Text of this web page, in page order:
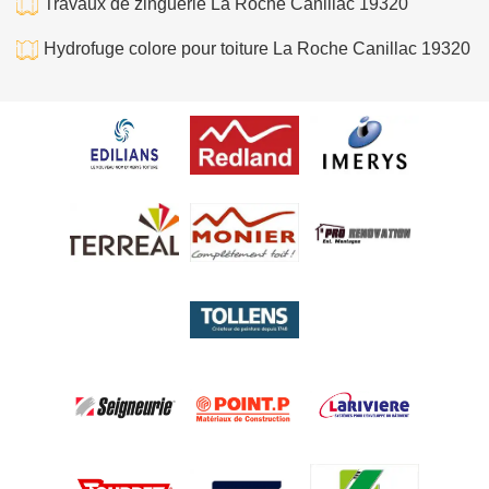
Travaux de zinguerie La Roche Canillac 19320
Hydrofuge colore pour toiture La Roche Canillac 19320